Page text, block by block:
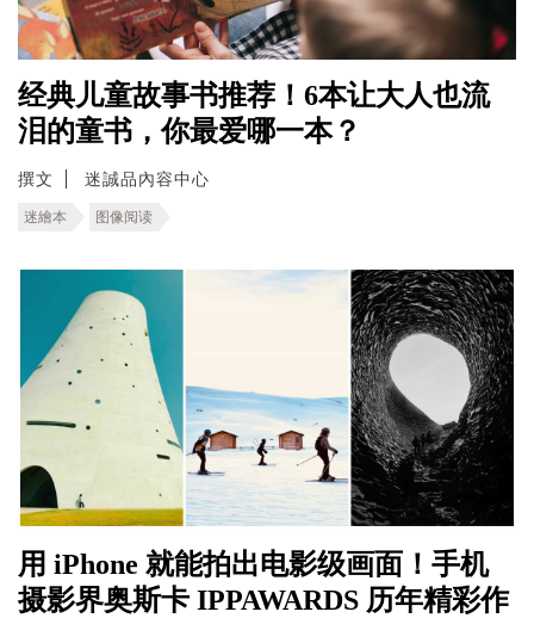
经典儿童故事书推荐！6本让大人也流
泪的童书，你最爱哪一本？
撰文 迷誠品內容中心
迷繪本 图像阅读
用 iPhone 就能拍出电影级画面！手机
摄影界奥斯卡 IPPAWARDS 历年精彩作